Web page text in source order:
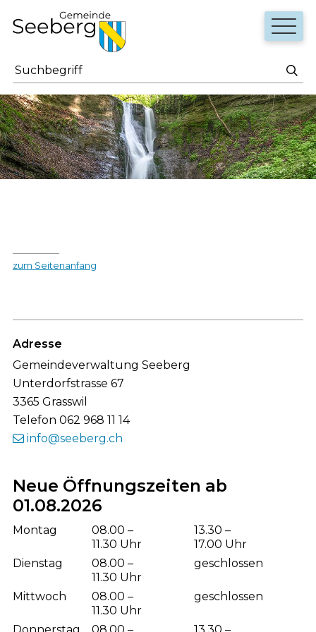
Navigieren in Seeberg
Schnellnavigation
Suchbegriff
zum Seitenanfang
Adresse
Gemeindeverwaltung Seeberg
Unterdorfstrasse 67
3365 Grasswil
Telefon 062 968 11 14
info@seeberg.ch
Neue Öffnungszeiten ab
01.08.2026
Wochentag Öffnungszeiten Vormittag
Montag
08.00 –
11.30 Uhr
13.30 –
17.00 Uhr
Dienstag
08.00 –
11.30 Uhr
geschlossen
Mittwoch
08.00 –
11.30 Uhr
geschlossen